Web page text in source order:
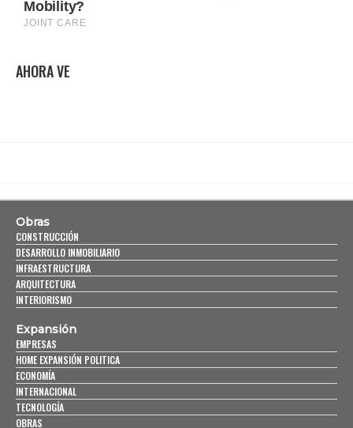
AHORA VE
Obras
CONSTRUCCIÓN
DESARROLLO INMOBILIARIO
INFRAESTRUCTURA
ARQUITECTURA
INTERIORISMO
Expansión
EMPRESAS
HOME EXPANSIÓN POLITICA
ECONOMÍA
INTERNACIONAL
TECNOLOGÍA
OBRAS